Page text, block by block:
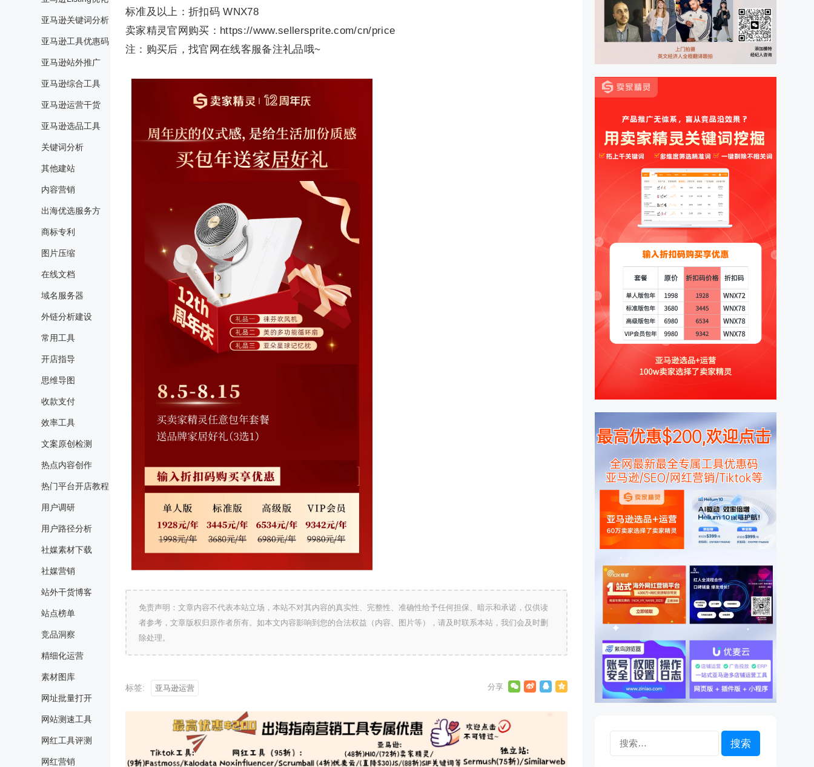
亚马逊关键词分析
亚马逊工具优惠码
亚马逊站外推广
亚马逊综合工具
亚马逊运营干货
亚马逊选品工具
关键词分析
其他建站
内容营销
出海优选服务方
商标专利
图片压缩
在线文档
域名服务器
外链分析建设
常用工具
开店指导
思维导图
收款支付
效率工具
文案原创检测
热点内容创作
热门平台开店教程
用户调研
用户路径分析
社媒素材下载
社媒营销
站外干货博客
站点榜单
竞品洞察
精细化运营
素材图库
网址批量打开
网站测速工具
网红工具评测
网红营销
标准及以上：折扣码 WNX78
卖家精灵官网购买：https://www.sellersprite.com/cn/price
注：购买后，找官网在线客服备注礼品哦~
免责声明：文章内容不代表本站立场，本站不对其内容的真实性、完整性、准确性给予任何担保、暗示和承诺，仅供读
者参考，文章版权归原作者所有。如本文内容影响到您的合法权益（内容、图片等），请及时联系本站，我们会及时删
除处理。
标签: 亚马逊运营